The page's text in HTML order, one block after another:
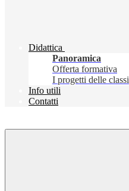
Didattica
Panoramica
Offerta formativa
I progetti delle classi
Info utili
Contatti